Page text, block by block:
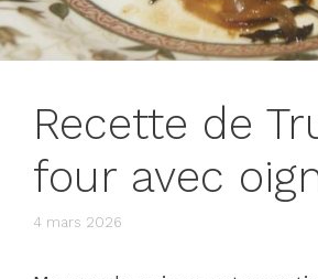
Recette de
four avec
4 mars 2026